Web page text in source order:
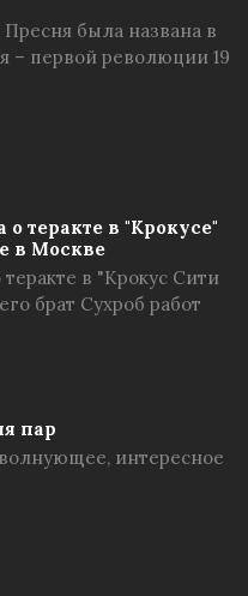
была названа в
– первой революции 19
теракте в "Крокусе"
в Москве
в "Крокус Сити
брат Сухроб работ
пар
интересное